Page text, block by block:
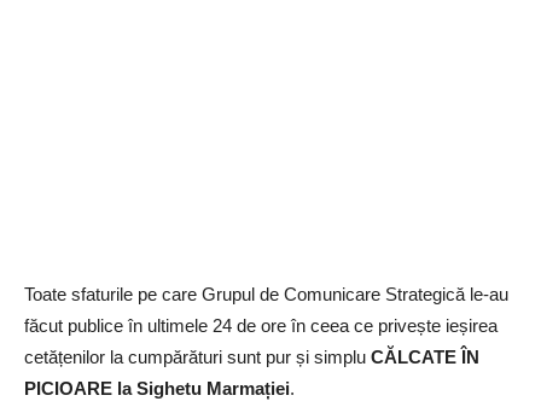
Toate sfaturile pe care Grupul de Comunicare Strategică le-au
făcut publice în ultimele 24 de ore în ceea ce privește ieșirea
cetățenilor la cumpărături sunt pur și simplu CĂLCATE ÎN
PICIOARE la Sighetu Marmației.